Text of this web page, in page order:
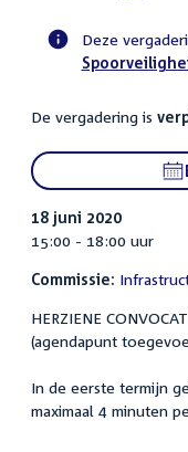
activiteit
Deze
De vergadering is
18 juni 2020
15:00 - 18:00 uur
Commissie:
HERZIENE
(agendapunt
In de eerste termijn
maximaal 4 minuten